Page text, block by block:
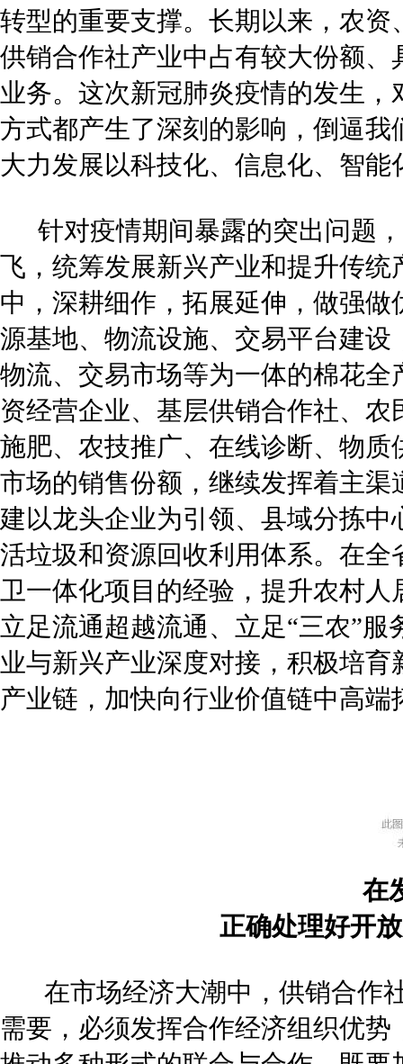
转型的重要支撑。长期以来，农
供销合作社产业中占有较大份额
业务。这次新冠肺炎疫情的发生
方式都产生了深刻的影响，倒逼
大力发展以科技化、信息化、智
针对疫情期间暴露的突出问题
飞，统筹发展新兴产业和提升传
中，深耕细作，拓展延伸，做强
源基地、物流设施、交易平台建
物流、交易市场等为一体的棉花
资经营企业、基层供销合作社、
施肥、农技推广、在线诊断、物
市场的销售份额，继续发挥着主
建以龙头企业为引领、县域分拣
活垃圾和资源回收利用体系。在
卫一体化项目的经验，提升农村
立足流通超越流通、立足“三农”
业与新兴产业深度对接，积极培
产业链，加快向行业价值链中高
在
正确处理好开
在市场经济大潮中，供销合作
需要，必须发挥合作经济组织优